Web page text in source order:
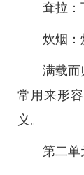
耷拉：
炊烟：
满载而
常用来形
义。
第二单